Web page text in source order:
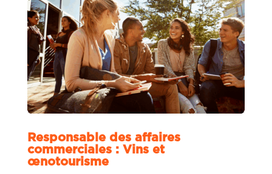
Responsable des affaires
commerciales : Vins et
œnotourisme